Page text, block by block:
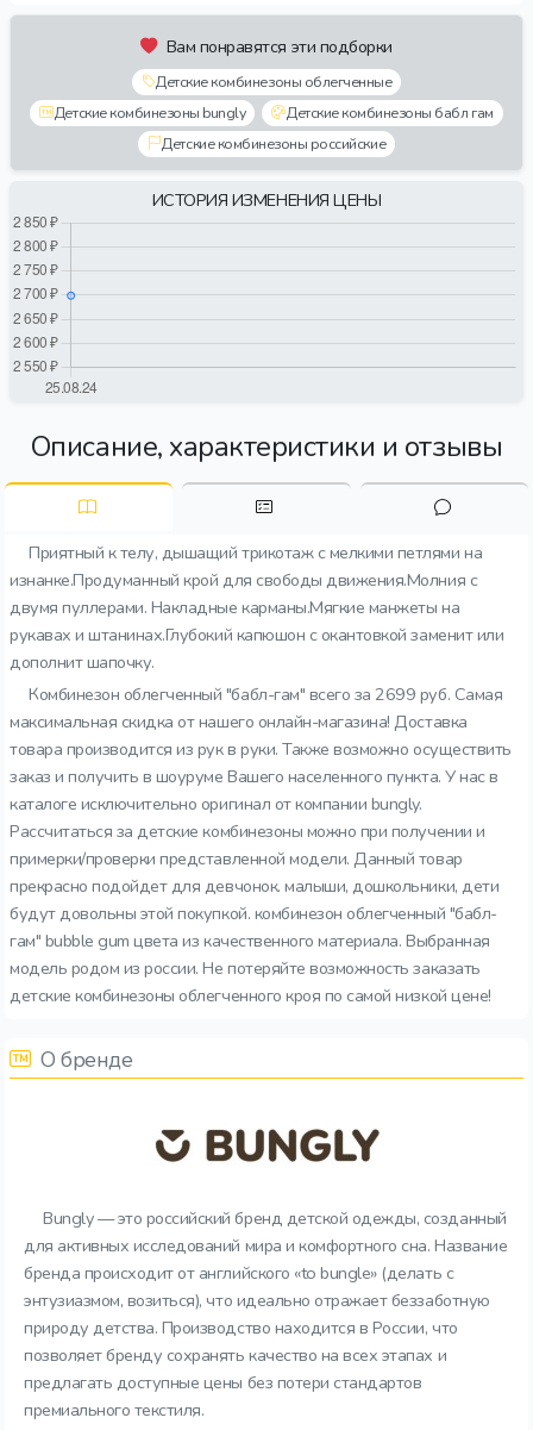
Вам понравятся эти подборки
Детские комбинезоны облегченные
Детские комбинезоны bungly
Детские комбинезоны бабл гам
Детские комбинезоны российские
ИСТОРИЯ ИЗМЕНЕНИЯ ЦЕНЫ
Описание, характеристики и отзывы
Приятный к телу, дышащий трикотаж с мелкими петлями на
изнанке.Продуманный крой для свободы движения.Молния с
двумя пуллерами. Накладные карманы.Мягкие манжеты на
рукавах и штанинах.Глубокий капюшон с окантовкой заменит или
дополнит шапочку.
Комбинезон облегченный "бабл-гам" всего за 2699 руб. Самая
максимальная скидка от нашего онлайн-магазина! Доставка
товара производится из рук в руки. Также возможно осуществить
заказ и получить в шоуруме Вашего населенного пункта. У нас в
каталоге исключительно оригинал от компании bungly.
Рассчитаться за детские комбинезоны можно при получении и
примерки/проверки представленной модели. Данный товар
прекрасно подойдет для девчонок. малыши, дошкольники, дети
будут довольны этой покупкой. комбинезон облегченный "бабл-
гам" bubble gum цвета из качественного материала. Выбранная
модель родом из россии. Не потеряйте возможность заказать
детские комбинезоны облегченного кроя по самой низкой цене!
О бренде
Bungly — это российский бренд детской одежды, созданный
для активных исследований мира и комфортного сна. Название
бренда происходит от английского «to bungle» (делать с
энтузиазмом, возиться), что идеально отражает беззаботную
природу детства. Производство находится в России, что
позволяет бренду сохранять качество на всех этапах и
предлагать доступные цены без потери стандартов
премиального текстиля.